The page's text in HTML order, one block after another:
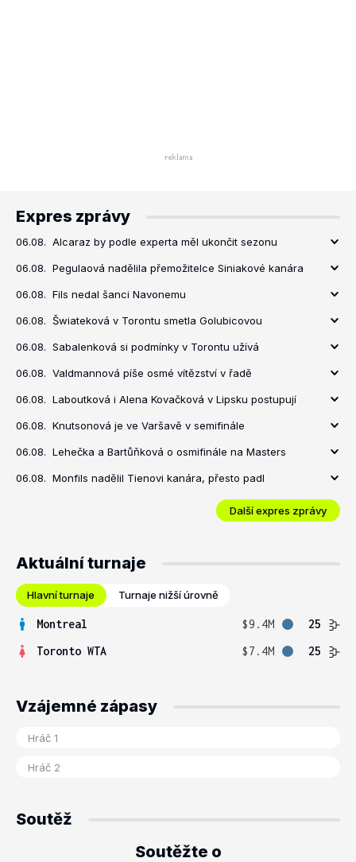
Expres zprávy
06.08. Alcaraz by podle experta měl ukončit sezonu
06.08. Pegulaová nadělila přemožitelce Siniakové kanára
06.08. Fils nedal šanci Navonemu
06.08. Šwiateková v Torontu smetla Golubicovou
06.08. Sabalenková si podmínky v Torontu užívá
06.08. Valdmannová píše osmé vítězství v řadě
06.08. Laboutková i Alena Kovačková v Lipsku postupují
06.08. Knutsonová je ve Varšavě v semifinále
06.08. Lehečka a Bartůňková o osmifinále na Masters
06.08. Monfils nadělil Tienovi kanára, přesto padl
Další expres zprávy
Aktuální turnaje
Hlavní turnaje Turnaje nižší úrovně
Montreal $9.4M
25
Toronto WTA
$7.4M 25
Vzájemné zápasy
Soutěž
Soutěžte o